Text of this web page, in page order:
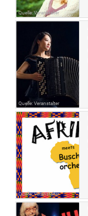
Quelle: Veranstalter
Quelle: Veranstalter
Quelle: Veranstalter